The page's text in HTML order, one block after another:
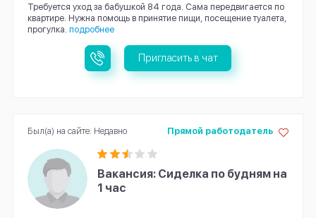
Требуется уход за бабушкой 84 года. Сама передвигается по
квартире. Нужна помощь в принятие пищи, посещение туалета,
прогулка. подробнее
Пригласить в чат
Вакансия: Сиделка по будням на
1 час
Прямой работодатель
Был(а) на сайте: Недавно